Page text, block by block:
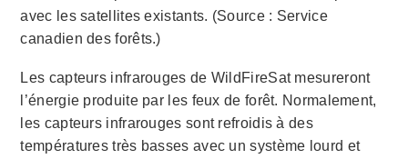
avec les satellites existants. (Source : Service
canadien des forêts.)
Les capteurs infrarouges de WildFireSat mesureront
l’énergie produite par les feux de forêt. Normalement,
les capteurs infrarouges sont refroidis à des
températures très basses avec un système lourd et